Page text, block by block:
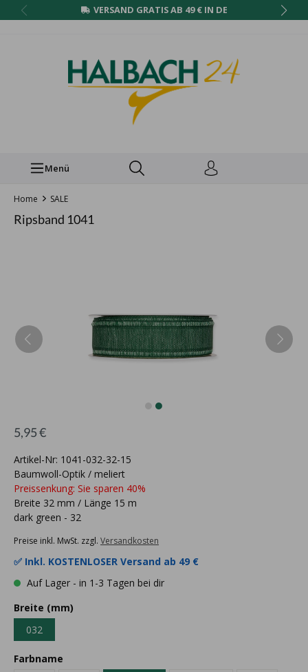
VERSAND GRATIS AB 49 € IN DE
Menü
Home SALE
Ripsband 1041
5,95 €
Artikel-Nr: 1041-032-32-15
Baumwoll-Optik / meliert
Preissenkung: Sie sparen 40%
Breite 32 mm / Länge 15 m
dark green - 32
Preise inkl. MwSt. zzgl. Versandkosten
✅ Inkl. KOSTENLOSER Versand ab 49 €
Auf Lager - in 1-3 Tagen bei dir
Breite (mm)
032
Farbname